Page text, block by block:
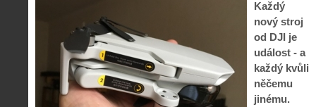
Každý
nový stroj
od DJI je
událost - a
každý kvůli
něčemu
jinému.